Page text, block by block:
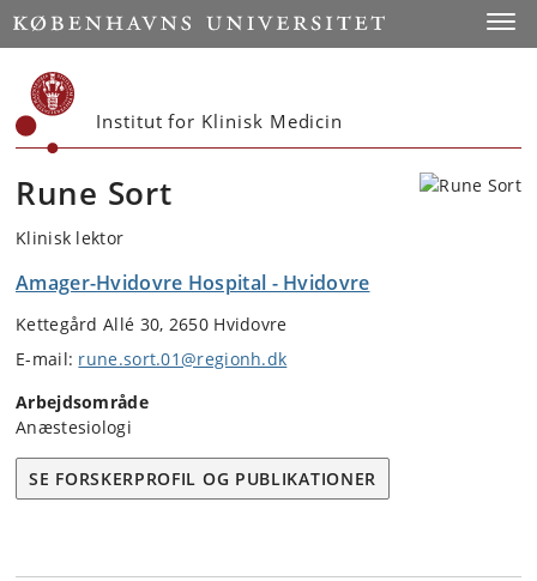
Start
Institut for Klinisk Medicin
Rune Sort
Klinisk lektor
Amager-Hvidovre Hospital - Hvidovre
Kettegård Allé 30, 2650 Hvidovre
E-mail: rune.sort.01@regionh.dk
Arbejdsområde
Anæstesiologi
SE FORSKERPROFIL OG PUBLIKATIONER